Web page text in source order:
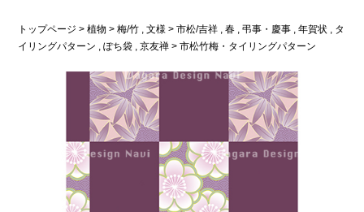
トップページ >植物 >梅/竹 ,文様 >市松/吉祥 ,春 ,弔事・慶事 ,年賀状 , タ
イリングパターン ,ぽち袋 ,京友禅 > 市松竹梅・タイリングパターン